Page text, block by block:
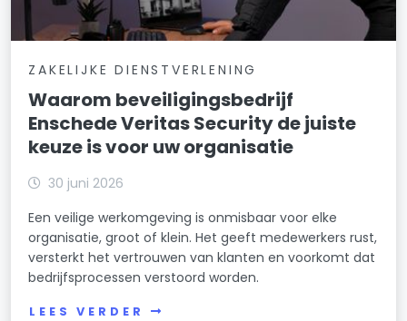
ZAKELIJKE DIENSTVERLENING
Waarom beveiligingsbedrijf
Enschede Veritas Security de juiste
keuze is voor uw organisatie
30 juni 2026
Een veilige werkomgeving is onmisbaar voor elke
organisatie, groot of klein. Het geeft medewerkers rust,
versterkt het vertrouwen van klanten en voorkomt dat
bedrijfsprocessen verstoord worden.
LEES VERDER